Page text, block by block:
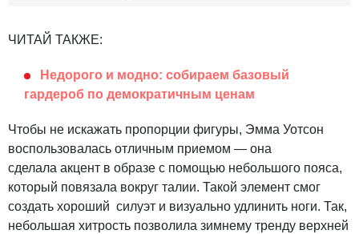
ЧИТАЙ ТАКЖЕ:
Недорого и модно: собираем базовый
гардероб по демократичным ценам
Чтобы не искажать пропорции фигуры, Эмма Уотсон
воспользовалась отличным приемом — она
сделала акцент в образе с помощью небольшого пояса,
который повязала вокруг талии. Такой элемент смог
создать хороший силуэт и визуально удлинить ноги. Так,
небольшая хитрость позволила зимнему тренду верхней